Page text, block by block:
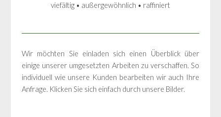
viefältig • außergewöhnlich • raffiniert
Wir möchten Sie einladen sich einen Überblick über
einige unserer umgesetzten Arbeiten zu verschaffen. So
individuell wie unsere Kunden bearbeiten wir auch Ihre
Anfrage. Klicken Sie sich einfach durch unsere Bilder.